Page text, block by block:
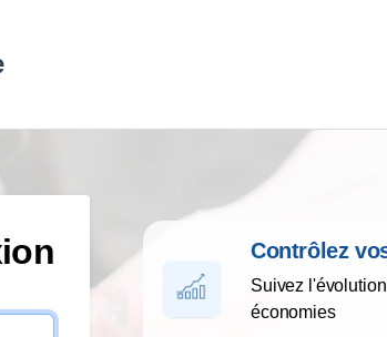
contrôlez
Suivez
économies